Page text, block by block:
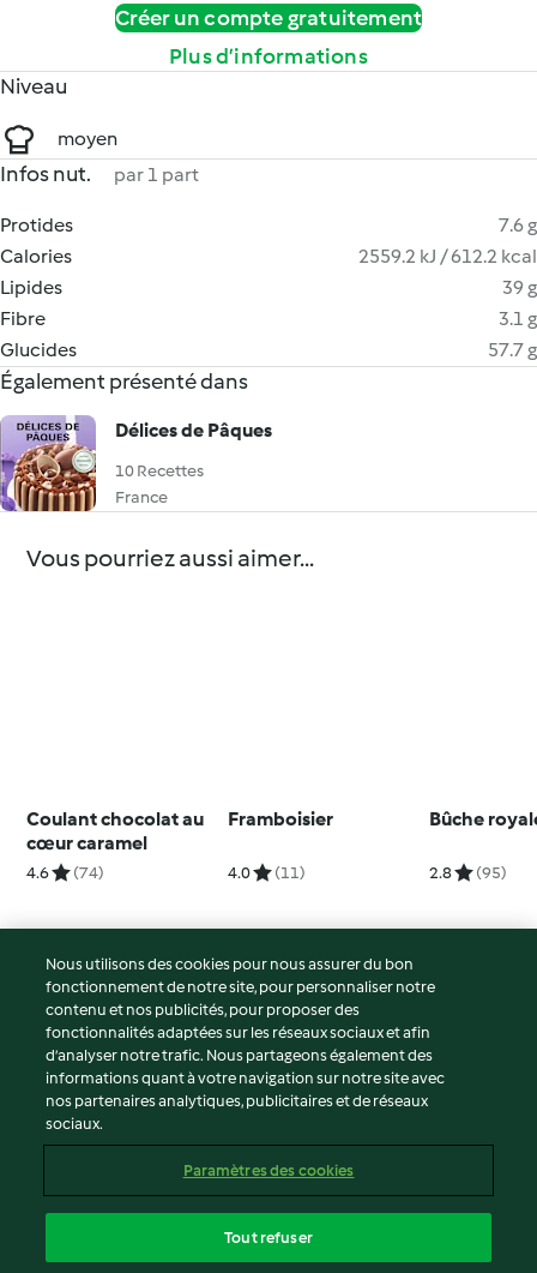
Créer un compte gratuitement
Plus d’informations
Niveau
moyen
Infos nut. par 1 part
Protides
7.6 g
Calories
2559.2 kJ / 612.2 kcal
Lipides
39 g
Fibre
3.1 g
Glucides
57.7 g
Également présenté dans
Délices de Pâques
10 Recettes
France
Vous pourriez aussi aimer...
Coulant chocolat au
cœur caramel
4.6 (74)
Framboisier
4.0 (11)
Bûche
2.8 (95)
© Copyright 2026
Conditions d'utilisation
Politique de confidentialité
Non-responsabilité
Mentions légales
Contenu du rapport
Déclaration d'accessibilité
Nous utilisons des cookies pour nous assurer du bon
fonctionnement de notre site, pour personnaliser notre
contenu et nos publicités, pour proposer des
fonctionnalités adaptées sur les réseaux sociaux et afin
d’analyser notre trafic. Nous partageons également des
informations quant à votre navigation sur notre site avec
nos partenaires analytiques, publicitaires et de réseaux
sociaux.
Paramètres des cookies
Tout refuser